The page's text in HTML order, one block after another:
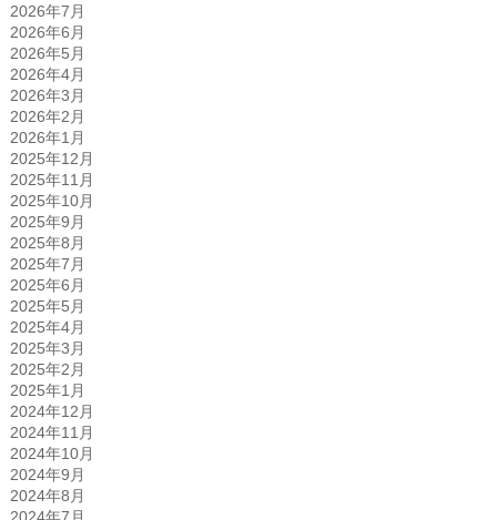
2026年7月
2026年6月
2026年5月
2026年4月
2026年3月
2026年2月
2026年1月
2025年12月
2025年11月
2025年10月
2025年9月
2025年8月
2025年7月
2025年6月
2025年5月
2025年4月
2025年3月
2025年2月
2025年1月
2024年12月
2024年11月
2024年10月
2024年9月
2024年8月
2024年7月